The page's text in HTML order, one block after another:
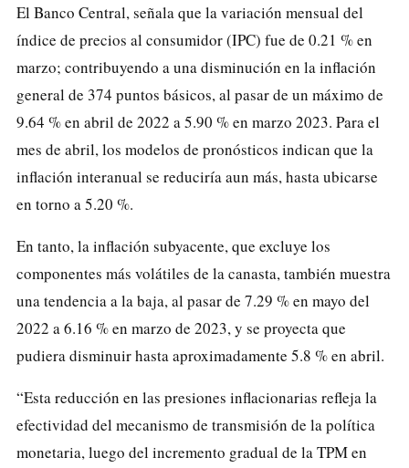
El Banco Central, señala que la variación mensual del
índice de precios al consumidor (IPC) fue de 0.21 % en
marzo; contribuyendo a una disminución en la inflación
general de 374 puntos básicos, al pasar de un máximo de
9.64 % en abril de 2022 a 5.90 % en marzo 2023. Para el
mes de abril, los modelos de pronósticos indican que la
inflación interanual se reduciría aun más, hasta ubicarse
en torno a 5.20 %.
En tanto, la inflación subyacente, que excluye los
componentes más volátiles de la canasta, también muestra
una tendencia a la baja, al pasar de 7.29 % en mayo del
2022 a 6.16 % en marzo de 2023, y se proyecta que
pudiera disminuir hasta aproximadamente 5.8 % en abril.
“Esta reducción en las presiones inflacionarias refleja la
efectividad del mecanismo de transmisión de la política
monetaria, luego del incremento gradual de la TPM en